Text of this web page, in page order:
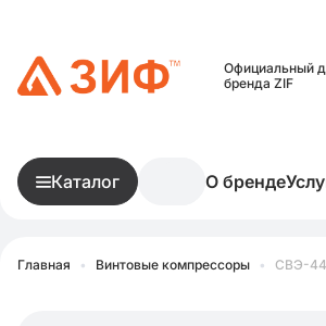
Официальный
бренда ZIF
Каталог О бренде
Главная • Винтовые компрессоры • СВЭ-